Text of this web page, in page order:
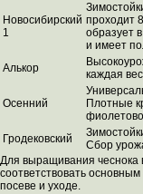
Новосибирский
1
проходит
образует
и имеет
Алькор
каждая
Осенний
Плотные
Гродековский
Сбор
Для выращивания чеснока
соответствовать
посеве и уходе.